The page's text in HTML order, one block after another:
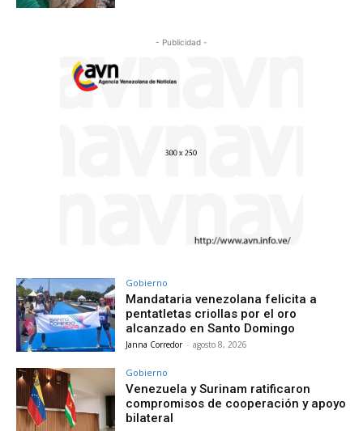
- Publicidad -
Gobierno
Mandataria venezolana felicita a
pentatletas criollas por el oro
alcanzado en Santo Domingo
Janna Corredor - agosto 8, 2026
Gobierno
Venezuela y Surinam ratificaron
compromisos de cooperación y apoyo
bilateral